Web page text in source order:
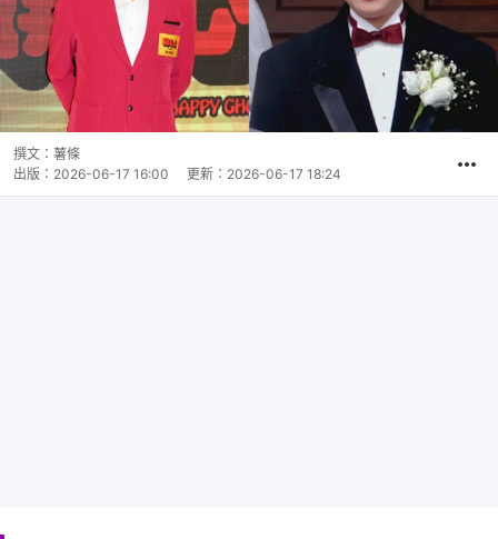
撰文： 薯條
出版： 2026-06-17 16:00 更新： 2026-06-17 18:24